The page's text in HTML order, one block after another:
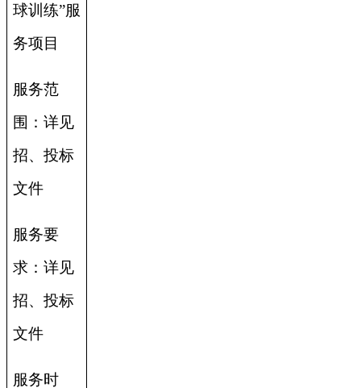
球训练”服
务项目
服务范
围：详见
招、投标
文件
服务要
求：详见
招、投标
文件
服务时